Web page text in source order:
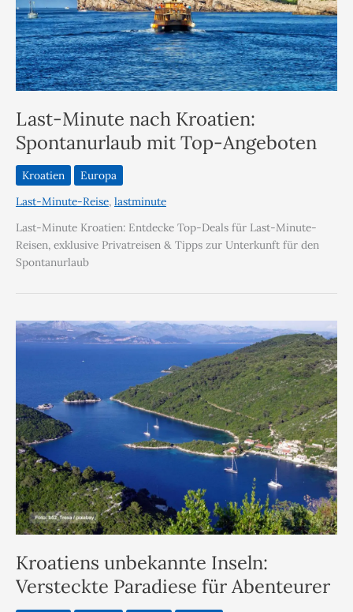
Last-Minute nach Kroatien:
Spontanurlaub mit Top-Angeboten
Kroatien
Europa
Last-Minute-Reise, lastminute
Last-Minute Kroatien: Entdecke Top-Deals für Last-Minute-
Reisen, exklusive Privatreisen & Tipps zur Unterkunft für den
Spontanurlaub
Kroatiens unbekannte Inseln:
Versteckte Paradiese für Abenteurer